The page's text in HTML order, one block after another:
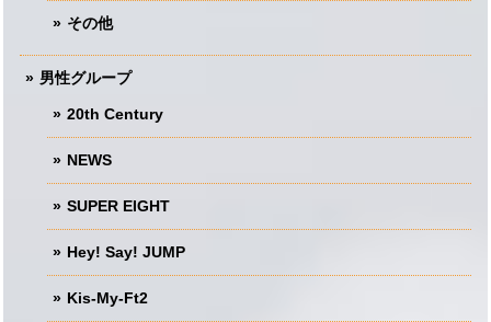
その他
男性グループ
20th Century
NEWS
SUPER EIGHT
Hey! Say! JUMP
Kis-My-Ft2